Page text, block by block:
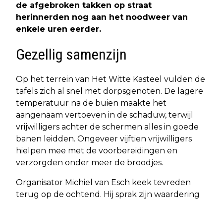
de afgebroken takken op straat
herinnerden nog aan het noodweer van
enkele uren eerder.
Gezellig samenzijn
Op het terrein van Het Witte Kasteel vulden de
tafels zich al snel met dorpsgenoten. De lagere
temperatuur na de buien maakte het
aangenaam vertoeven in de schaduw, terwijl
vrijwilligers achter de schermen alles in goede
banen leidden. Ongeveer vijftien vrijwilligers
hielpen mee met de voorbereidingen en
verzorgden onder meer de broodjes.
Organisator Michiel van Esch keek tevreden
terug op de ochtend. Hij sprak zijn waardering